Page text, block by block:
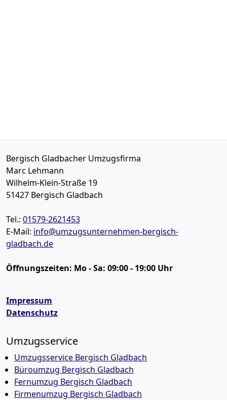
Bergisch Gladbacher Umzugsfirma
Marc Lehmann
Wilhelm-Klein-Straße 19
51427 Bergisch Gladbach
Tel.: 01579-2621453
E-Mail: info@umzugsunternehmen-bergisch-
gladbach.de
Öffnungszeiten: Mo - Sa: 09:00 - 19:00 Uhr
Impressum
Datenschutz
Umzugsservice
Umzugsservice Bergisch Gladbach
Büroumzug Bergisch Gladbach
Fernumzug Bergisch Gladbach
Firmenumzug Bergisch Gladbach